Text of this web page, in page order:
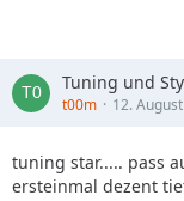
Tuning und
t00m 12.
tuning star..... pass
ersteinmal dezent